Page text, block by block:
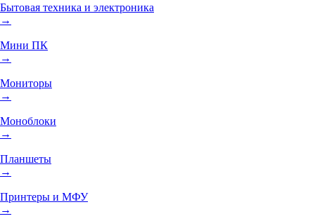
Бытовая техника и электроника
→
Мини ПК
→
Мониторы
→
Моноблоки
→
Планшеты
→
Принтеры и МФУ
→